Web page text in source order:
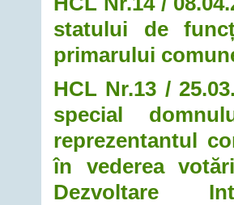
statului de
primarului
HCL Nr.13 /
special
reprezentantul
în vederea
Dezvoltare